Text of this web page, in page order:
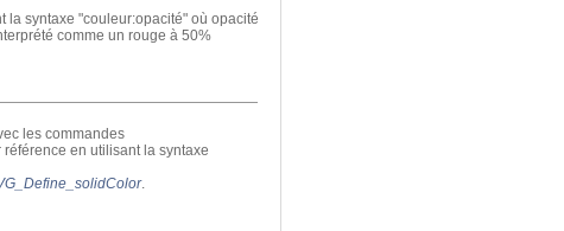
la syntaxe "couleur:opacité" où opacité
comme un rouge à 50%
les commandes
en utilisant la syntaxe
.